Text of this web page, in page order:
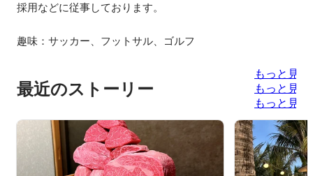
採用などに従事しております。
趣味：サッカー、フットサル、ゴルフ
最近のストーリー
もっと見る
もっと見る
もっと見る